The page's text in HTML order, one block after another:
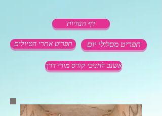
דף הנחיות
תפריט אתרי הטיולים
אשנב לחניכי קורס מורי דרך
תפריט מסלולי יום